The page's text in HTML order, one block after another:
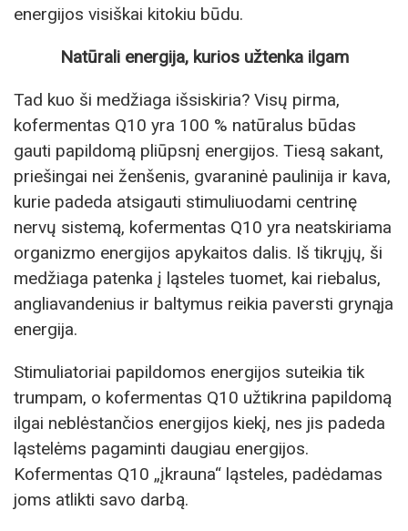
energijos visiškai kitokiu būdu.
Natūrali energija, kurios užtenka ilgam
Tad kuo ši medžiaga išsiskiria? Visų pirma,
kofermentas Q10 yra 100 % natūralus būdas
gauti papildomą pliūpsnį energijos. Tiesą sakant,
priešingai nei ženšenis, gvaraninė paulinija ir kava,
kurie padeda atsigauti stimuliuodami centrinę
nervų sistemą, kofermentas Q10 yra neatskiriama
organizmo energijos apykaitos dalis. Iš tikrųjų, ši
medžiaga patenka į ląsteles tuomet, kai riebalus,
angliavandenius ir baltymus reikia paversti grynąja
energija.
Stimuliatoriai papildomos energijos suteikia tik
trumpam, o kofermentas Q10 užtikrina papildomą
ilgai neblėstančios energijos kiekį, nes jis padeda
ląstelėms pagaminti daugiau energijos.
Kofermentas Q10 „įkrauna“ ląsteles, padėdamas
joms atlikti savo darbą.